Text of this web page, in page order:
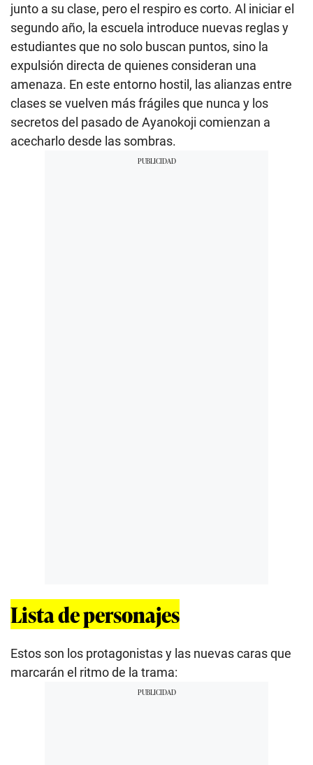
junto a su clase, pero el respiro es corto. Al iniciar el
segundo año, la escuela introduce nuevas reglas y
estudiantes que no solo buscan puntos, sino la
expulsión directa de quienes consideran una
amenaza. En este entorno hostil, las alianzas entre
clases se vuelven más frágiles que nunca y los
secretos del pasado de Ayanokoji comienzan a
acecharlo desde las sombras.
Lista de personajes
Estos son los protagonistas y las nuevas caras que
marcarán el ritmo de la trama: